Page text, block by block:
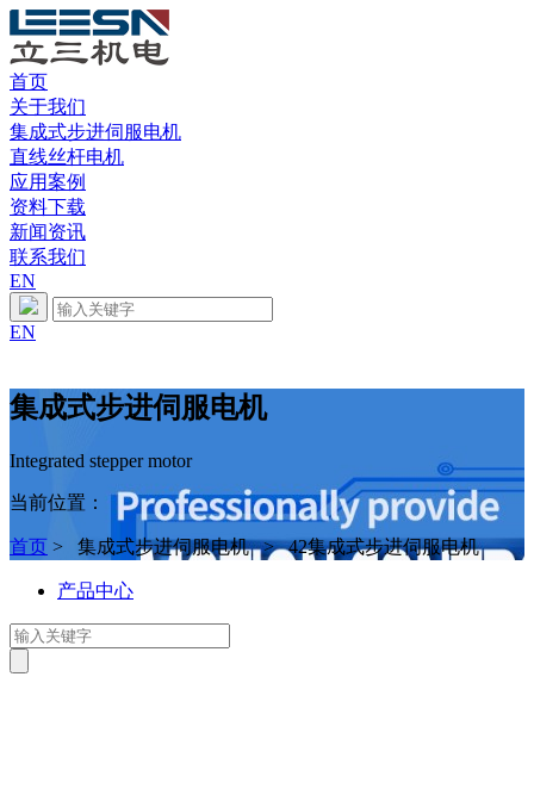
首页
关于我们
集成式步进伺服电机
直线丝杆电机
应用案例
资料下载
新闻资讯
联系我们
EN
EN
集成式步进伺服电机
Integrated stepper motor
当前位置：
首页 > 集成式步进伺服电机 > 42集成式步进伺服电机
产品中心